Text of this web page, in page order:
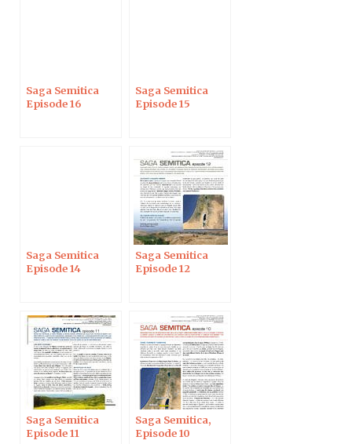
Saga Semitica
Episode 16
Saga Semitica
Episode 15
Saga Semitica
Episode 14
Saga Semitica
Episode 12
Saga Semitica
Episode 11
Saga Semitica,
Episode 10